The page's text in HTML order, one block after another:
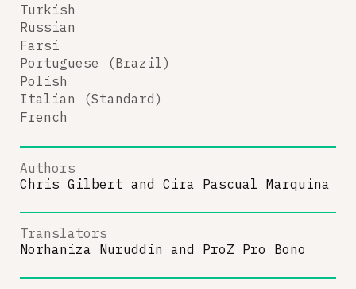
Turkish
Russian
Farsi
Portuguese (Brazil)
Polish
Italian (Standard)
French
Authors
Chris Gilbert and Cira Pascual Marquina
Translators
Norhaniza Nuruddin and ProZ Pro Bono